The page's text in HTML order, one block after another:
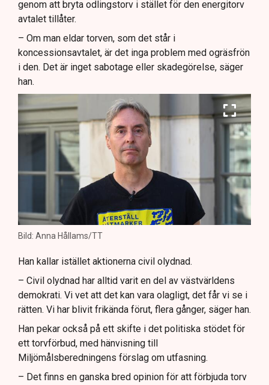
genom att bryta odlingstorv i stället för den energitorv
avtalet tillåter.
– Om man eldar torven, som det står i
koncessionsavtalet, är det inga problem med ogräsfrön
i den. Det är inget sabotage eller skadegörelse, säger
han.
Bild: Anna Hållams/TT
Han kallar istället aktionerna civil olydnad.
– Civil olydnad har alltid varit en del av västvärldens
demokrati. Vi vet att det kan vara olagligt, det får vi se i
rätten. Vi har blivit frikända förut, flera gånger, säger han.
Han pekar också på ett skifte i det politiska stödet för
ett torvförbud, med hänvisning till
Miljömålsberedningens förslag om utfasning.
– Det finns en ganska bred opinion för att förbjuda torv